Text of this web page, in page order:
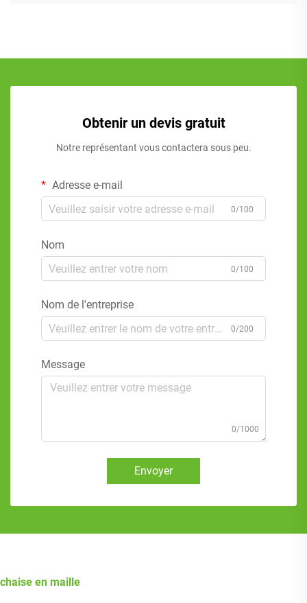
Obtenir un devis gratuit
Notre représentant vous contactera sous peu.
Adresse e-mail
0/100
Nom
0/100
Nom de l'entreprise
0/200
Message
0/1000
Envoyer
chaise en maille